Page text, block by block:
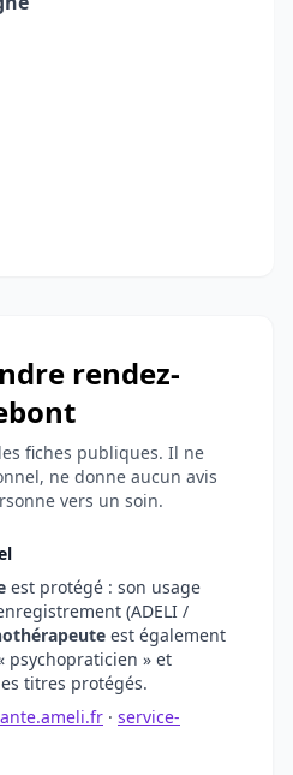
rendez-
fiches publiques. Il ne
ne donne aucun avis
vers un soin.
est protégé : son usage
(ADELI /
est également
psychopraticien » et
titres protégés.
· service-